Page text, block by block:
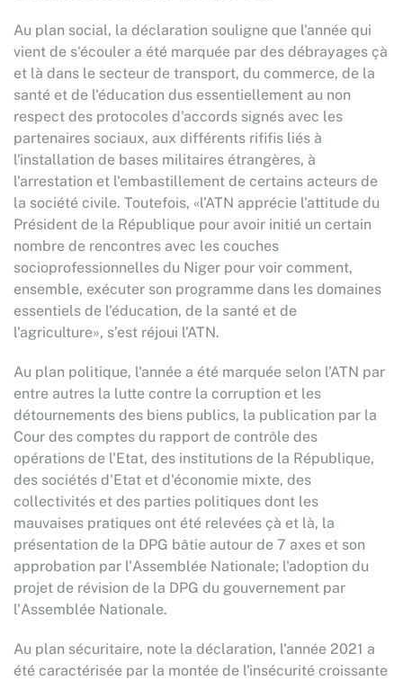
Au plan social, la déclaration souligne que l'année qui
vient de s'écouler a été marquée par des débrayages çà
et là dans le secteur de transport, du commerce, de la
santé et de l'éducation dus essentiellement au non
respect des protocoles d'accords signés avec les
partenaires sociaux, aux différents rififis liés à
l'installation de bases militaires étrangères, à
l'arrestation et l'embastillement de certains acteurs de
la société civile. Toutefois, «l’ATN apprécie l'attitude du
Président de la République pour avoir initié un certain
nombre de rencontres avec les couches
socioprofessionnelles du Niger pour voir comment,
ensemble, exécuter son programme dans les domaines
essentiels de l'éducation, de la santé et de
l'agriculture», s’est réjoui l’ATN.
Au plan politique, l'année a été marquée selon l’ATN par
entre autres la lutte contre la corruption et les
détournements des biens publics, la publication par la
Cour des comptes du rapport de contrôle des
opérations de l'Etat, des institutions de la République,
des sociétés d'Etat et d'économie mixte, des
collectivités et des parties politiques dont les
mauvaises pratiques ont été relevées çà et là, la
présentation de la DPG bâtie autour de 7 axes et son
approbation par l'Assemblée Nationale; l'adoption du
projet de révision de la DPG du gouvernement par
l'Assemblée Nationale.
Au plan sécuritaire, note la déclaration, l'année 2021 a
été caractérisée par la montée de l'insécurité croissante